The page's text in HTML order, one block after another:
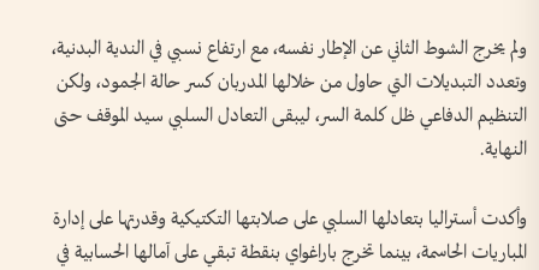
ولم يخرج الشوط الثاني عن الإطار نفسه، مع ارتفاع نسبي في الندية البدنية،
وتعدد التبديلات التي حاول من خلالها المدربان كسر حالة الجمود، ولكن
التنظيم الدفاعي ظل كلمة السر، ليبقى التعادل السلبي سيد الموقف حتى
النهاية.
وأكدت أستراليا بتعادلها السلبي على صلابتها التكتيكية وقدرتها على إدارة
المباريات الحاسمة، بينما تخرج باراغواي بنقطة تبقي على آمالها الحسابية في